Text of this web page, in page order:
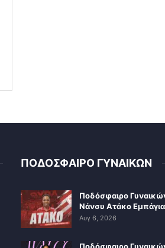
ΠΟΔΟΣΦΑΙΡΟ ΓΥΝΑΙΚΩΝ
Ποδόσφαιρο
Νάνσυ Ατάκο
Αυγ 6, 2026
Ποδόσφαιρο